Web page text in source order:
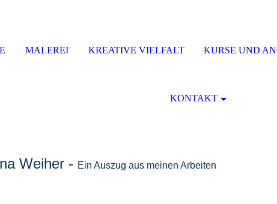
MALEREI KREATIVE VIELFALT KURSE UND
KONTAKT
Weiher - Ein Auszug aus meinen Arbeiten